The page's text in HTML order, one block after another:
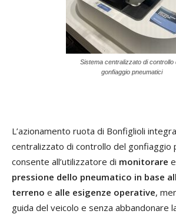
Sistema centralizzato di controllo
gonfiaggio pneumatici
L’azionamento ruota di Bonfiglioli
centralizzato di controllo del gonfiaggio
consente all’utilizzatore di monitorare e
pressione dello pneumatico in base
terreno e alle esigenze operative,
guida del veicolo e senza abbandonare